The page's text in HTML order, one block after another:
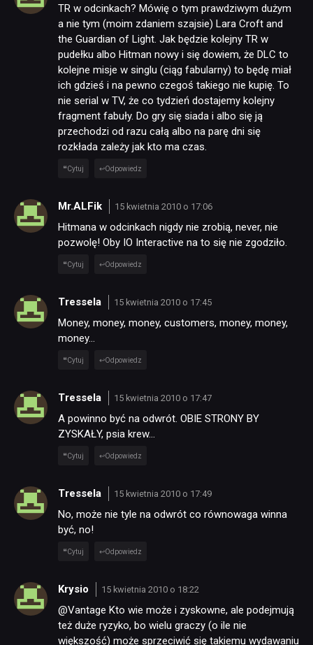
TECHNOLOGIE
DYSKUSJE
JUŻ GRALIŚMY
SKLEP
TR w odcinkach? Mówię o tym prawdziwym dużym
a nie tym (moim zdaniem szajsie) Lara Croft and
the Guardian of Light. Jak będzie kolejny TR w
pudełku albo Hitman nowy i się dowiem, że DLC to
kolejne misje w singlu (ciąg fabularny) to będę miał
ich gdzieś i na pewno czegoś takiego nie kupię. To
nie serial w TV, że co tydzień dostajemy kolejny
fragment fabuły. Do gry się siada i albo się ją
przechodzi od razu całą albo na parę dni się
rozkłada zależy jak kto ma czas.
Cytuj Odpowiedz
Mr.ALFik 15 kwietnia 2010 o 17:06
Hitmana w odcinkach nigdy nie zrobią, never, nie
pozwolę! Oby IO Interactive na to się nie zgodziło.
Cytuj Odpowiedz
Tressela 15 kwietnia 2010 o 17:45
Money, money, money, customers, money, money,
money…
Cytuj Odpowiedz
Tressela 15 kwietnia 2010 o 17:47
A powinno być na odwrót. OBIE STRONY BY
ZYSKAŁY, psia krew…
Cytuj Odpowiedz
Tressela 15 kwietnia 2010 o 17:49
No, może nie tyle na odwrót co równowaga winna
być, no!
Cytuj Odpowiedz
Krysio 15 kwietnia 2010 o 18:22
@Vantage Kto wie może i zyskowne, ale podejmują
też duże ryzyko, bo wielu graczy (o ile nie
większość) może sprzeciwić się takiemu wydawaniu